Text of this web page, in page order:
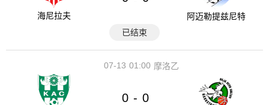
海尼拉夫
阿迈勒提兹尼特
已结束
01:00
07-13 摩洛乙
0 - 0